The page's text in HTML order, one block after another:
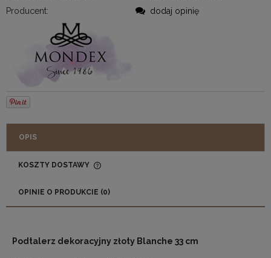
Producent:
dodaj opinię
OPIS
KOSZTY DOSTAWY
OPINIE O PRODUKCIE (0)
Podtalerz dekoracyjny złoty Blanche 33 cm